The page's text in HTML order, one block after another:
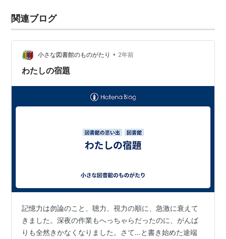
の2000年（平成12年）に…
関連ブログ
小さな図書館のものがたり • 2年前
わたしの宿題
記憶力は勿論のこと、聴力、視力の順に、急激に衰えて
きました。深夜の作業もへっちゃらだったのに、がんば
りも全然きかなくなりました。さて…と書き始めた途端